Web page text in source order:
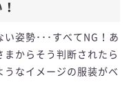
姿勢･･･すべてNG！あ
からそう判断されたら
うなイメージの服装がベ